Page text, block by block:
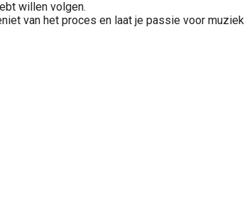
willen volgen.
van het proces en laat je passie voor